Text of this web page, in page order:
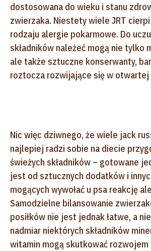
dostosowana do wieku i stanu
zwierzaka. Niestety wiele JRT
rodzaju alergie pokarmowe. Do
składników należeć mogą nie tylko
ale także sztuczne konserwanty,
roztocza rozwijające się w otwartej
Nic więc dziwnego, że wiele jack
najlepiej radzi sobie na diecie
świeżych składników – gotowane
jest od sztucznych dodatków i
mogących wywołać u psa reakcję
Samodzielne bilansowanie
posiłków nie jest jednak łatwe, a
nadmiar niektórych składników
witamin mogą skutkować rozwojem